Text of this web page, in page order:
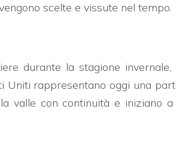
scelte e vissute nel tempo.
durante la stagione
Uniti rappresentano oggi una
valle con continuità e iniziano